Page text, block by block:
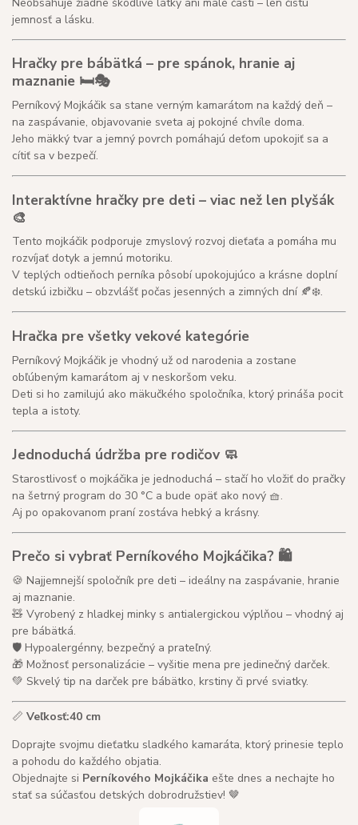
jemnosť a lásku.
Hračky pre bábätká – pre spánok, hranie aj
maznanie 🛏️🎭
Perníkový Mojkáčik sa stane verným kamarátom na každý deň –
na zaspávanie, objavovanie sveta aj pokojné chvíle doma.
Jeho mäkký tvar a jemný povrch pomáhajú deťom upokojiť sa a
cítiť sa v bezpečí.
Interaktívne hračky pre deti – viac než len plyšák
🎨
Tento mojkáčik podporuje zmyslový rozvoj dieťaťa a pomáha mu
rozvíjať dotyk a jemnú motoriku.
V teplých odtieňoch perníka pôsobí upokojujúco a krásne doplní
detskú izbičku – obzvlášť počas jesenných a zimných dní 🍂❄️.
Hračka pre všetky vekové kategórie
Perníkový Mojkáčik je vhodný už od narodenia a zostane
obľúbeným kamarátom aj v neskoršom veku.
Deti si ho zamilujú ako mäkučkého spoločníka, ktorý prináša pocit
tepla a istoty.
Jednoduchá údržba pre rodičov 🧼
Starostlivosť o mojkáčika je jednoduchá – stačí ho vložiť do pračky
na šetrný program do 30 °C a bude opäť ako nový 🧺.
Aj po opakovanom praní zostáva hebký a krásny.
Prečo si vybrať Perníkového Mojkáčika? 🛍️
🍪 Najjemnejší spoločník pre deti – ideálny na zaspávanie, hranie
aj maznanie.
🧸 Vyrobený z hladkej minky s antialergickou výplňou – vhodný aj
pre bábätká.
🛡️ Hypoalergénny, bezpečný a prateľný.
🎁 Možnosť personalizácie – vyšitie mena pre jedinečný darček.
💚 Skvelý tip na darček pre bábätko, krstiny či prvé sviatky.
📏 Veľkosť:40 cm
Doprajte svojmu dieťatku sladkého kamaráta, ktorý prinesie teplo
a pohodu do každého objatia.
Objednajte si Perníkového Mojkáčika ešte dnes a nechajte ho
stať sa súčasťou detských dobrodružstiev! 🤎